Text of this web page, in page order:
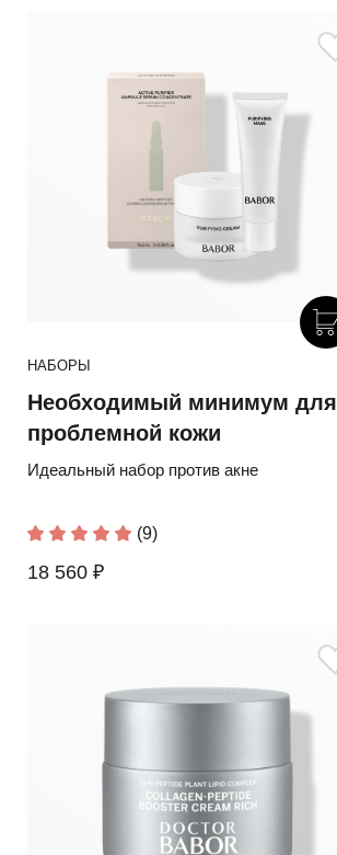
НАБОРЫ
Необходимый минимум для
проблемной кожи
Идеальный набор против акне
(9)
18 560 ₽